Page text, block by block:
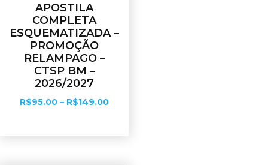
APOSTILA
COMPLETA
ESQUEMATIZADA –
PROMOÇÃO
RELAMPAGO –
CTSP BM –
2026/2027
R$95.00 – R$149.00